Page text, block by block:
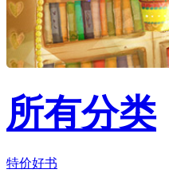
所有分类
特价好书